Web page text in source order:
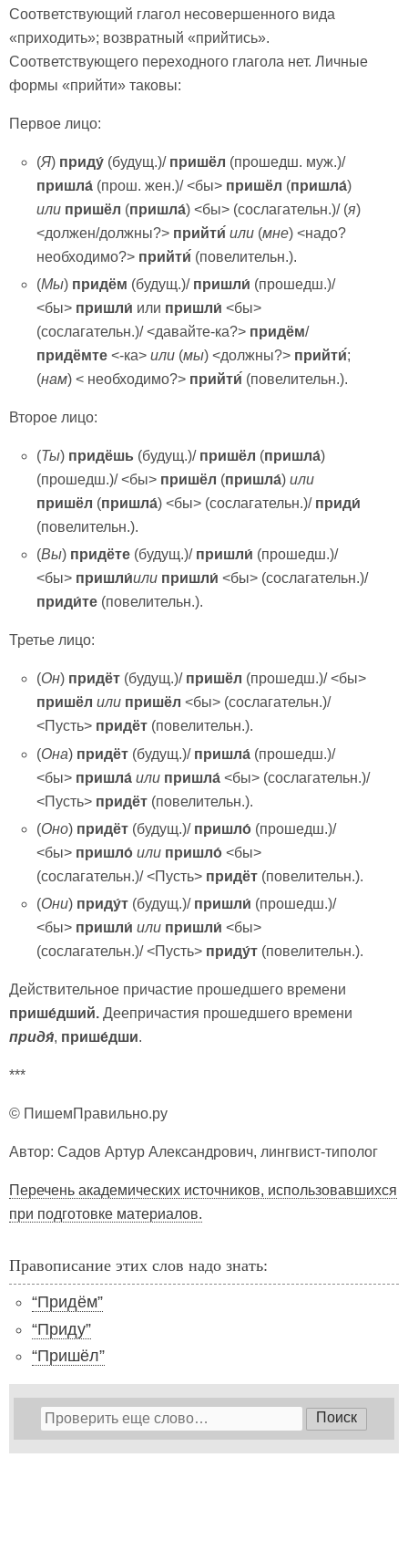
Соответствующий глагол несовершенного вида
«приходить»; возвратный «прийтись».
Соответствующего переходного глагола нет. Личные
формы «прийти» таковы:
Первое лицо:
(Я) приду́ (будущ.)/пришёл (прошедш. муж.)/
пришла́ (прош. жен.)/ <бы> пришёл (пришла́)
или пришёл (пришла́) <бы> (сослагательн.)/ (я)
<должен/должны?> прийти́́ или (мне) <надо?
необходимо?> прийти́́ (повелительн.).
(Мы) придём (будущ.)/пришли́ (прошедш.)/
<бы> пришли́ или пришли́ <бы>
(сослагательн.)/ <давайте-ка?> придём/
придёмте <-ка>или (мы) <должны?> прийти́́;
(нам) < необходимо?> прийти́́ (повелительн.).
Второе лицо:
(Ты) придёшь (будущ.)/пришёл (пришла́)
(прошедш.)/ <бы> пришёл (пришла́)или
пришёл (пришла́) <бы> (сослагательн.)/приди́
(повелительн.).
(Вы) придёте (будущ.)/пришли́ (прошедш.)/
<бы> пришли́или пришли́ <бы> (сослагательн.)/
приди́те (повелительн.).
Третье лицо:
(Он) придёт (будущ.)/пришёл (прошедш.)/ <бы>
пришёл или пришёл <бы> (сослагательн.)/
<Пусть> придёт (повелительн.).
(Она) придёт (будущ.)/пришла́ (прошедш.)/
<бы> пришла́ или пришла́ <бы> (сослагательн.)/
<Пусть> придёт (повелительн.).
(Оно) придёт (будущ.)/пришло́ (прошедш.)/
<бы> пришло́ или пришло́ <бы>
(сослагательн.)/ <Пусть> придёт (повелительн.).
(Они) приду́т (будущ.)/пришли́ (прошедш.)/
<бы> пришли́ или пришли́ <бы>
(сослагательн.)/ <Пусть> приду́т (повелительн.).
Действительное причастие прошедшего времени
прише́дший. Деепричастия прошедшего времени
придя́, прише́дши.
***
© ПишемПравильно.ру
Автор: Садов Артур Александрович, лингвист-типолог
Перечень академических источников, использовавшихся
при подготовке материалов.
Правописание этих слов надо знать:
“Придём”
“Приду”
“Пришёл”